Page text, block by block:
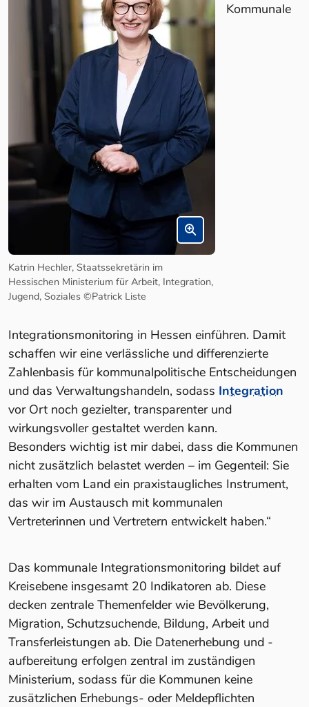
Katrin Hechler, Staatssekretärin im
Hessischen Ministerium für Arbeit, Integration,
Jugend, Soziales ©Patrick Liste
Kommunale
Integrationsmonitoring in Hessen einführen. Damit
schaffen wir eine verlässliche und differenzierte
Zahlenbasis für kommunalpolitische Entscheidungen
und das Verwaltungshandeln, sodass Integration
vor Ort noch gezielter, transparenter und
wirkungsvoller gestaltet werden kann.
Besonders wichtig ist mir dabei, dass die Kommunen
nicht zusätzlich belastet werden – im Gegenteil: Sie
erhalten vom Land ein praxistaugliches Instrument,
das wir im Austausch mit kommunalen
Vertreterinnen und Vertretern entwickelt haben.“
Das kommunale Integrationsmonitoring bildet auf
Kreisebene insgesamt 20 Indikatoren ab. Diese
decken zentrale Themenfelder wie Bevölkerung,
Migration, Schutzsuchende, Bildung, Arbeit und
Transferleistungen ab. Die Datenerhebung und -
aufbereitung erfolgen zentral im zuständigen
Ministerium, sodass für die Kommunen keine
zusätzlichen Erhebungs- oder Meldepflichten